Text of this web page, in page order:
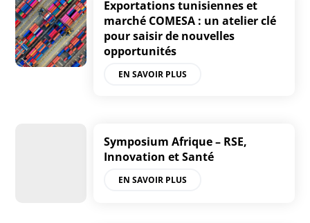
Exportations tunisiennes et
marché COMESA : un atelier clé
pour saisir de nouvelles
opportunités
EN SAVOIR PLUS
Symposium Afrique – RSE,
Innovation et Santé
EN SAVOIR PLUS